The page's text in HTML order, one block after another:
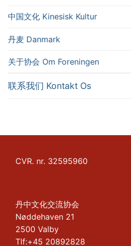
中国文化 Kinesisk Kultur
丹麦 Danmark
关于协会 Om Foreningen
联系我们 Kontakt Os
CVR. nr. 32595960
丹中文化交流协会
Nøddehaven 21
2500 Valby
Tlf:+45 20892828